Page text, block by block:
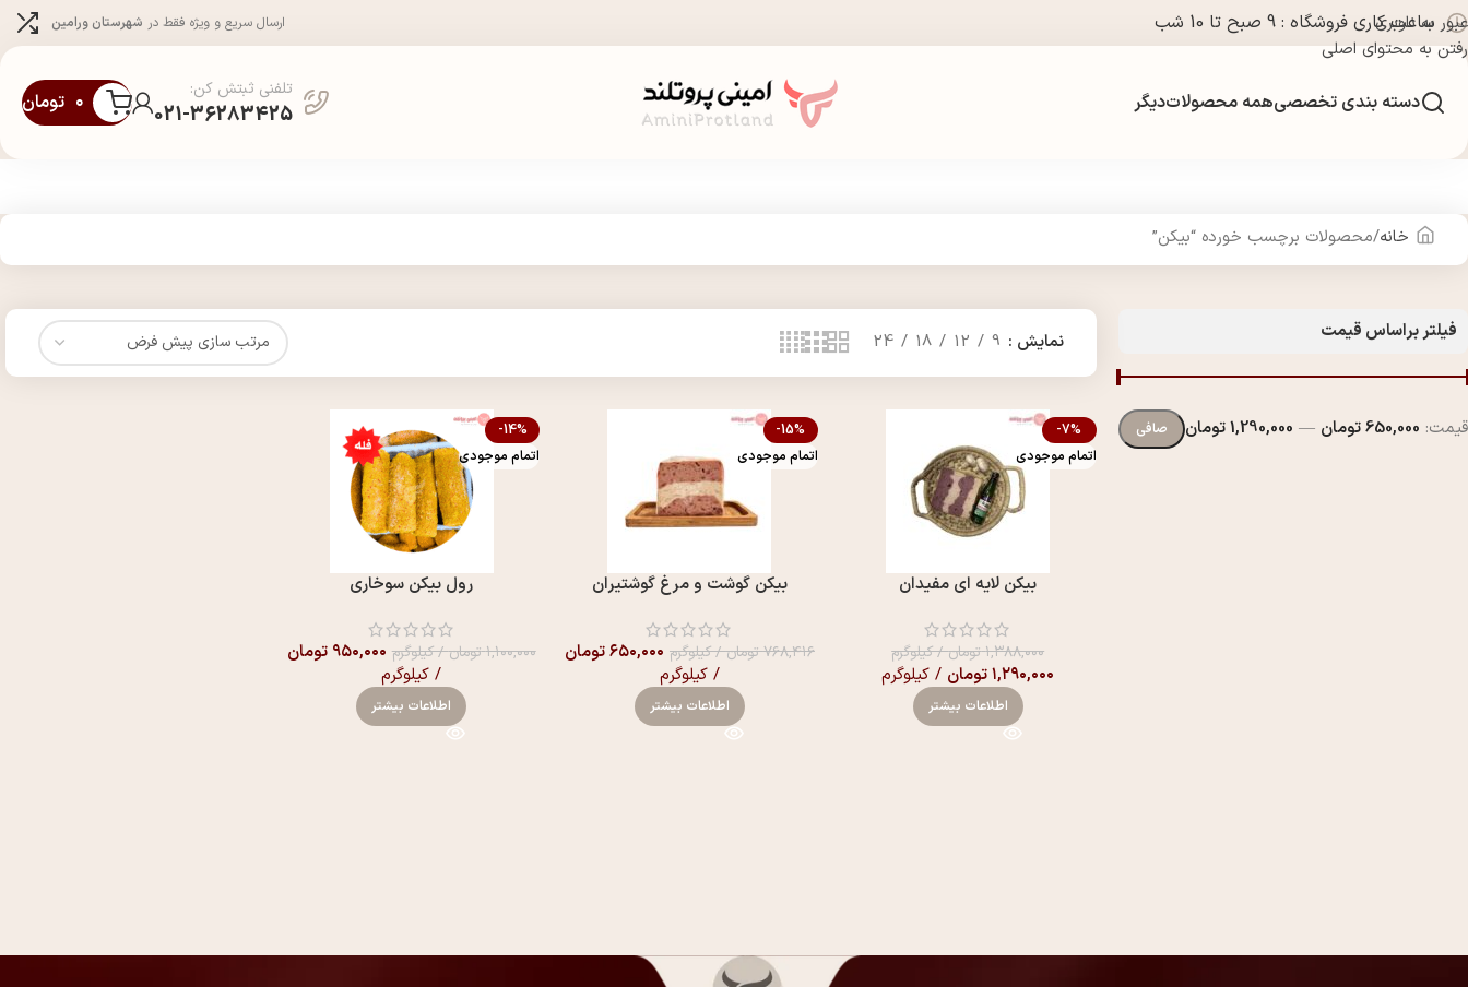
عبور به ناوبری
رفتن به محتوای اصلی
ساعت کاری فروشگاه : 9 صبح تا 10 شب ارسال سریع و ویژه فقط در شهرستان ورامین
دسته بندی تخصصیهمه محصولاتدیگر
تلفنی ثبتش کن:
021-36283425 ۰ تومان
خانه محصولات برچسب خورده “بیکن”
فیلتر براساس قیمت
صافی قيمت: 650,000 تومان — 1,290,000 تومان
نمایش 9
12
18
24
-7%
اتمام موجودی
بیکن لایه ای مفیدان
۱,۳۸۸,۰۰۰تومان/ کیلوگرم
۱,۲۹۰,۰۰۰تومان / کیلوگرم
اطلاعات بیشتر
-15%
اتمام موجودی
بیکن گوشت و مرغ گوشتیران
۷۶۸,۴۱۶تومان/ کیلوگرم ۶۵۰,۰۰۰تومان
/ کیلوگرم
اطلاعات بیشتر
-14%
اتمام موجودی
رول بیکن سوخاری
۱,۱۰۰,۰۰۰تومان/ کیلوگرم ۹۵۰,۰۰۰ تومان
/ کیلوگرم
اطلاعات بیشتر